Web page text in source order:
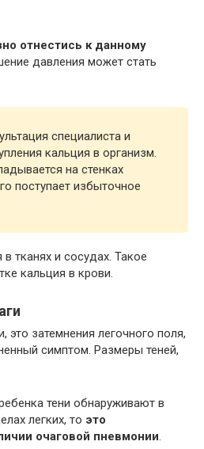
отнестись к данному
давления может стать
специалиста и
кальция в организм.
на стенках
поступает избыточное
тканях и сосудах. Такое
кальция в крови.
это затемнения легочного поля,
симптом. Размеры теней,
тени обнаруживают в
легких, то это
очаговой пневмонии.